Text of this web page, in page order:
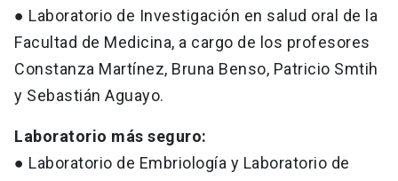
● Laboratorio de Investigación en salud oral de la
Facultad de Medicina, a cargo de los profesores
Constanza Martínez, Bruna Benso, Patricio Smtih
y Sebastián Aguayo.
Laboratorio más seguro:
● Laboratorio de Embriología y Laboratorio de